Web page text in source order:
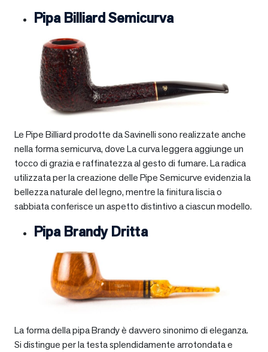
Pipa Billiard Semicurva
Le Pipe Billiard prodotte da Savinelli sono realizzate anche
nella forma semicurva, dove La curva leggera aggiunge un
tocco di grazia e raffinatezza al gesto di fumare. La radica
utilizzata per la creazione delle Pipe Semicurve evidenzia la
bellezza naturale del legno, mentre la finitura liscia o
sabbiata conferisce un aspetto distintivo a ciascun modello.
Pipa Brandy Dritta
La forma della pipa Brandy è davvero sinonimo di eleganza.
Si distingue per la testa splendidamente arrotondata e